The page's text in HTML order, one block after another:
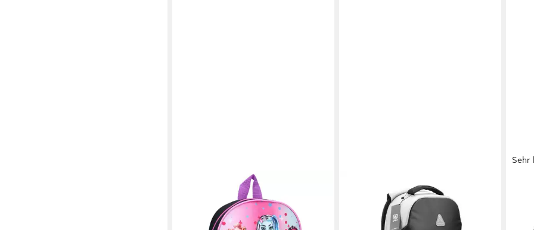
Freizeitrucksack Lizenz - Rucksack
mit gepolsterten und verstellbaren
Schultergurten, Verschiedene,
Rucksack Rucksack für Laptop
Notebook Tablet Secure Yunpai
Reise Arbeit Business Freizeit
Sehr